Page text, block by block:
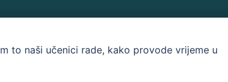
to naši učenici rade, kako provode vrijeme u